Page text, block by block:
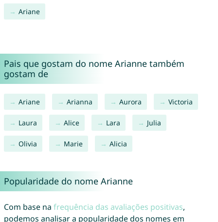
Ariane
Pais que gostam do nome Arianne também
gostam de
Ariane Arianna Aurora Victoria
Laura Alice Lara Julia
Olivia Marie Alicia
Popularidade do nome Arianne
Com base na frequência das avaliações positivas,
podemos analisar a popularidade dos nomes em